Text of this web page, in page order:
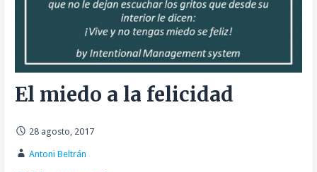
El miedo a la felicidad
28 agosto, 2017
Antoni Beltrán